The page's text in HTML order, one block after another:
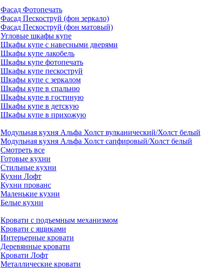
Фасад Фотопечать
Фасад Пескоструй (фон зеркало)
Фасад Пескоструй (фон матовый)
Угловые шкафы купе
Шкафы купе с навесными дверями
Шкафы купе лакобель
Шкафы купе фотопечать
Шкафы купе пескоструй
Шкафы купе с зеркалом
Шкафы купе в спальню
Шкафы купе в гостиную
Шкафы купе в детскую
Шкафы купе в прихожую
Модульная кухня Альфа Холст вулканический/Холст белый
Модульная кухня Альфа Холст сапфировый/Холст белый
Смотреть все
Готовые кухни
Стильные кухни
Кухни Лофт
Кухни прованс
Маленькие кухни
Белые кухни
Кровати с подъемным механизмом
Кровати с ящиками
Интерьерные кровати
Деревянные кровати
Кровати Лофт
Металлические кровати